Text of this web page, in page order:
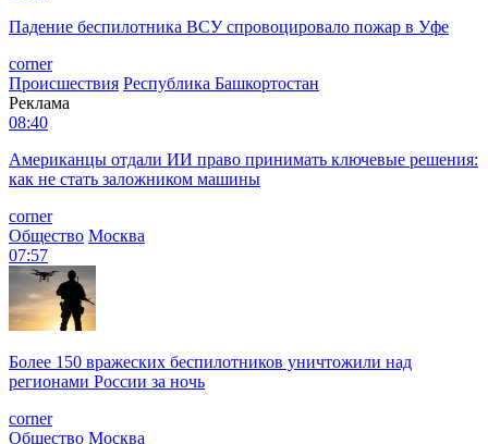
Падение беспилотника ВСУ спровоцировало пожар в Уфе
corner
Происшествия Республика Башкортостан
Реклама
08:40
Американцы отдали ИИ право принимать ключевые решения:
как не стать заложником машины
corner
Общество Москва
07:57
Более 150 вражеских беспилотников уничтожили над
регионами России за ночь
corner
Общество Москва